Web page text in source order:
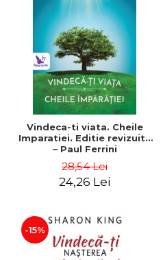
Vindeca-ti viata. Cheile
Imparatiei. Editie revizuita
– Paul Ferrini
28,54 Lei
24,26 Lei
-15%